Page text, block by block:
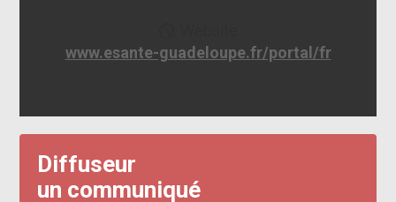
www.esante-guadeloupe.fr/portal/fr
Diffuseur
un communiqué